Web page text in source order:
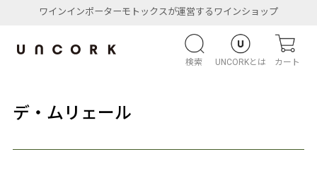
ワインインポーターモトックスが運営するワインショップ
検索 UNCORKとは カート
デ・ムリェール